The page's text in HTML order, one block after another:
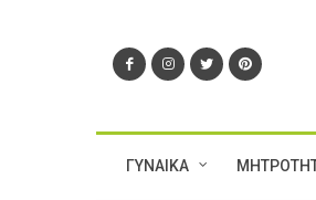
ΓΥΝΑΙΚΑ